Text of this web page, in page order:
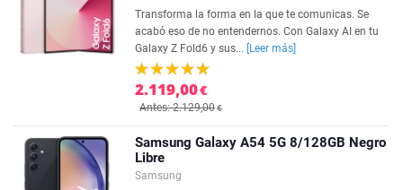
Transforma la forma en la que te comunicas. Se
acabó eso de no entendernos. Con Galaxy AI en tu
Galaxy Z Fold6 y sus...
[Leer más]
2.119,00€
Antes: 2.129,00€
Samsung Galaxy A54 5G 8/128GB Negro
Libre
Samsung